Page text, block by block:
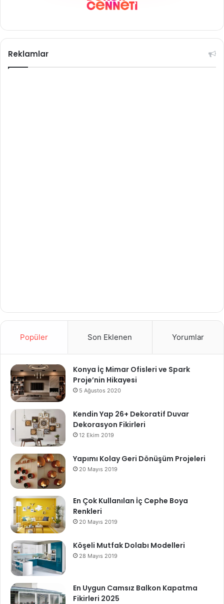
Reklamlar
Popüler Son Eklenen Yorumlar
Konya İç Mimar Ofisleri ve Spark
Proje’nin Hikayesi
5 Ağustos 2020
Kendin Yap 26+ Dekoratif Duvar
Dekorasyon Fikirleri
12 Ekim 2019
Yapımı Kolay Geri Dönüşüm Projeleri
20 Mayıs 2019
En Çok Kullanılan İç Cephe Boya
Renkleri
20 Mayıs 2019
Köşeli Mutfak Dolabı Modelleri
28 Mayıs 2019
En Uygun Camsız Balkon Kapatma
Fikirleri 2025